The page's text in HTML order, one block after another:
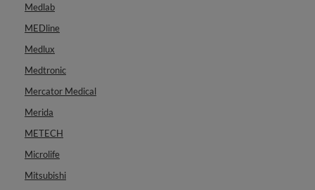
Medlab
MEDline
Medlux
Medtronic
Mercator Medical
Merida
METECH
Microlife
Mitsubishi